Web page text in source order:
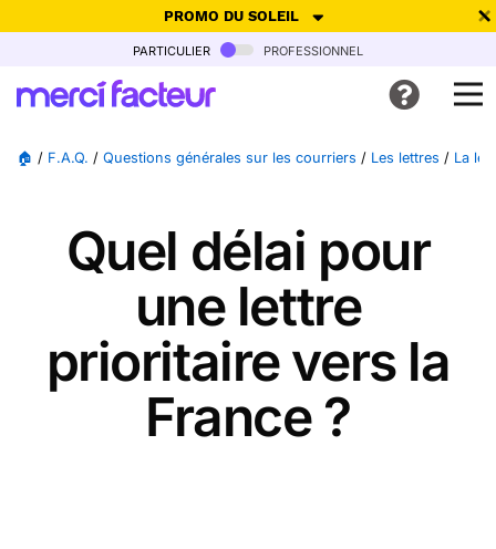
PROMO DU SOLEIL
-30% de réduction avec le code SUMMER26pour envoyer des
particulier professionnel
🏠 / F.A.Q. / Questions générales sur les courriers / Les lettres / La
Quel délai pour
une lettre
prioritaire vers la
France ?